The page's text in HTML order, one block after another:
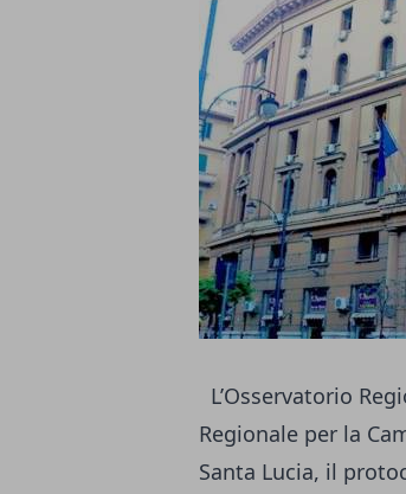
L’Osservatorio
Regionale per la
Santa Lucia, il